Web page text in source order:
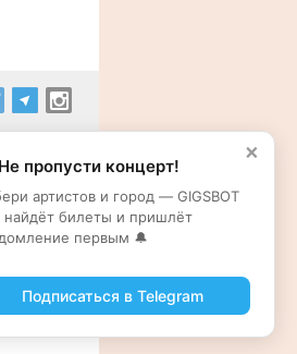
сайте
×
Не пропусти концерт!
артистов и город — GIGSBOT
найдёт билеты и пришлёт
первым 🔔
Подписаться в Telegram